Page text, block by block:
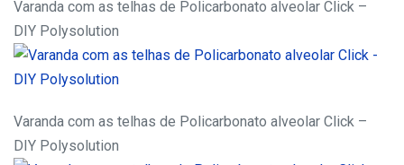
Varanda com as telhas de Policarbonato alveolar Click –
DIY Polysolution
Varanda com as telhas de Policarbonato alveolar Click –
DIY Polysolution